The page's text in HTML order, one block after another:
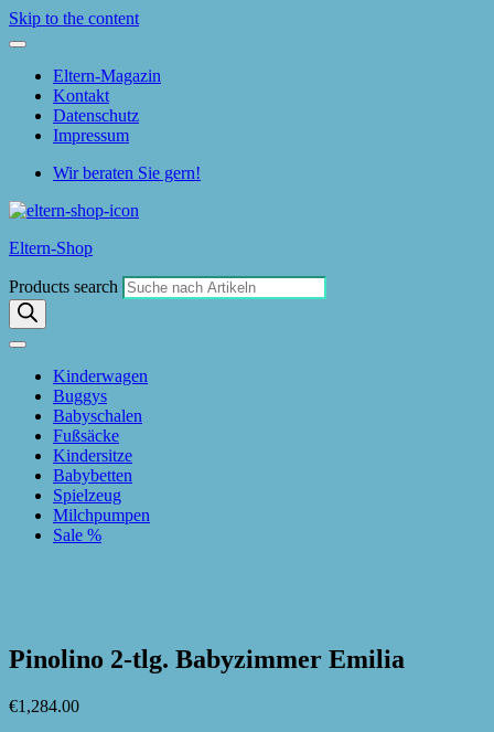
Skip to the content
Eltern-Magazin
Kontakt
Datenschutz
Impressum
Wir beraten Sie gern!
Eltern-Shop
Products search
Kinderwagen
Buggys
Babyschalen
Fußsäcke
Kindersitze
Babybetten
Spielzeug
Milchpumpen
Sale %
Pinolino 2-tlg. Babyzimmer Emilia
€1,284.00